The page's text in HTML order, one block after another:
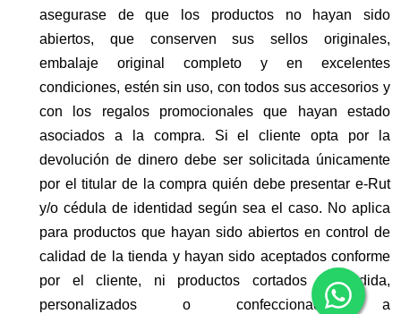
asegurase de que los productos no hayan sido
abiertos, que conserven sus sellos originales,
embalaje original completo y en excelentes
condiciones, estén sin uso, con todos sus accesorios y
con los regalos promocionales que hayan estado
asociados a la compra. Si el cliente opta por la
devolución de dinero debe ser solicitada únicamente
por el titular de la compra quién debe presentar e-Rut
y/o cédula de identidad según sea el caso. No aplica
para productos que hayan sido abiertos en control de
calidad de la tienda y hayan sido aceptados conforme
por el cliente, ni
productos cortados a medida,
personalizados o confeccionados a